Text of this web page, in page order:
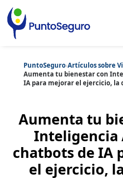
Artículos sobre Otros Seguros
Artículos sobre Seguros de Auto
Artículos sobre Seguros de Hogar
Artículos sobre Seguros de Salud
Artículos sobre Convenios
Artículos sobre Educación
PuntoSeguro›Artículos sobre
Aumenta tu bienestar con
IA para mejorar el ejercicio, la
Aumenta tu
chatbots de IA
el ejercicio,